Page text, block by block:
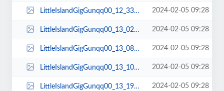
LittleIslandGigGunqq00_12_33qq00097.jpg 2024-02-05 09:28
LittleIslandGigGunqq00_13_02qq00098.jpg 2024-02-05 09:28
LittleIslandGigGunqq00_13_08qq00099.jpg 2024-02-05 09:28
LittleIslandGigGunqq00_13_10qq00100.jpg 2024-02-05 09:28
LittleIslandGigGunqq00_13_19qq00101.jpg 2024-02-05 09:28